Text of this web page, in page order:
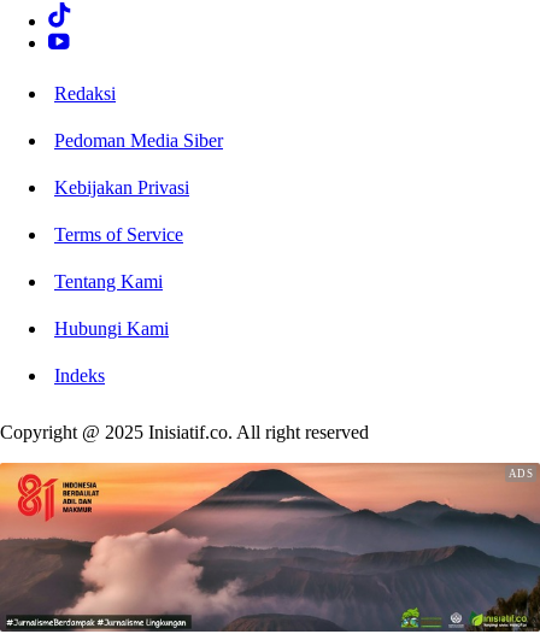
Redaksi
Pedoman Media Siber
Kebijakan Privasi
Terms of Service
Tentang Kami
Hubungi Kami
Indeks
Copyright @ 2025 Inisiatif.co. All right reserved